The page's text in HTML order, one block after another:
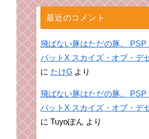
最近のコメント
飛ばない豚はただの豚。 PSP
バットX スカイズ・オブ・デ
に たけG より
飛ばない豚はただの豚。 PSP
バットX スカイズ・オブ・デ
に Tuyoぽん より